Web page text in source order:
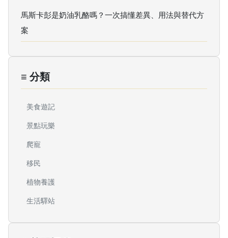
馬斯卡彭是奶油乳酪嗎？一次搞懂差異、用法與替代方
案
≡ 分類
美食遊記
景點玩樂
爬寵
移民
植物養護
生活驛站